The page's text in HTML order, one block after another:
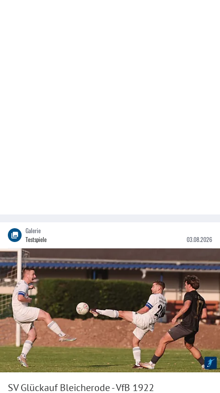
Galerie
Testspiele
03.08.2026
SV Glückauf Bleicherode - VfB 1922